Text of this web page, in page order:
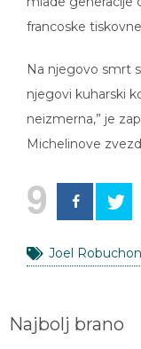
francoske
Na njegovo smrt
njegovi kuharski
neizmerna,” je
Michelinove
9
Joel Robuchon
Najbolj brano